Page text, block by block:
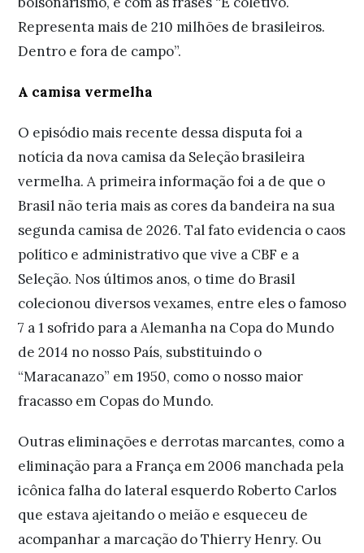
Representa mais de 210 milhões de brasileiros.
Dentro e fora de campo”.
A camisa vermelha
O episódio mais recente dessa disputa foi a
notícia da nova camisa da Seleção brasileira
vermelha. A primeira informação foi a de que o
Brasil não teria mais as cores da bandeira na sua
segunda camisa de 2026. Tal fato evidencia o caos
político e administrativo que vive a CBF e a
Seleção. Nos últimos anos, o time do Brasil
colecionou diversos vexames, entre eles o famoso
7 a 1 sofrido para a Alemanha na Copa do Mundo
de 2014 no nosso País, substituindo o
“Maracanazo” em 1950, como o nosso maior
fracasso em Copas do Mundo.
Outras eliminações e derrotas marcantes, como a
eliminação para a França em 2006 manchada pela
icônica falha do lateral esquerdo Roberto Carlos
que estava ajeitando o meião e esqueceu de
acompanhar a marcação do Thierry Henry. Ou